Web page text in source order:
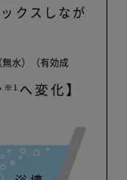
クスしなが
水）（有効成